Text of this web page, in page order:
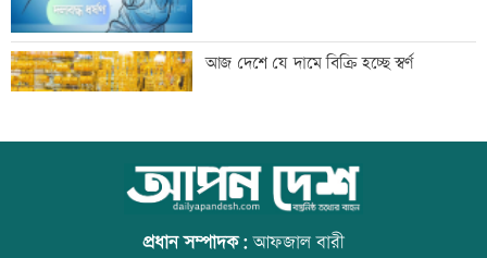
সাকিবের দেশে ফেরার সুযোগ নেই: ক্রীড়া
প্রতিমন্ত্রী
শিল্পকলায় বিনামূল্যে ৬ সিনেমা দেখা যাবে
আজ দেশে যে দামে বিক্রি হচ্ছে স্বর্ণ
আজ বিশ্ব বন্ধু দিবস
প্রধান সম্পাদক:আফজাল বারী